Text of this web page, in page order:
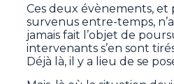
Ces deux évènements, et
survenus entre-temps,
jamais fait l’objet de
intervenants s’en sont
Déjà là, il y a lieu de se